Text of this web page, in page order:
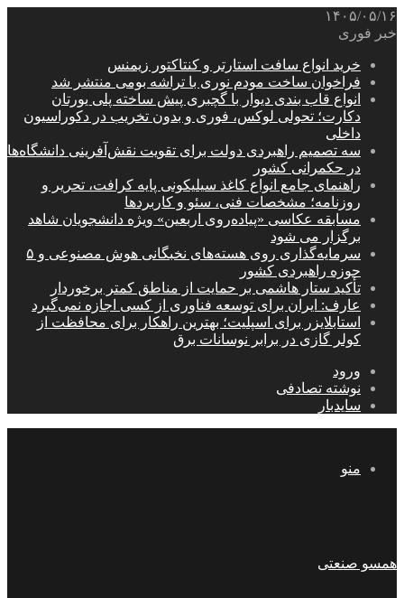
۱۴۰۵/۰۵/۱۶
خبر فوری
خرید انواع سافت استارتر و کنتاکتور زیمنس
فراخوان ساخت مودم نوری با تراشه بومی منتشر شد
انواع قاب بندی دیوار با گچبری پیش ساخته پلی یورتان
دکارت؛ تحولی لوکس، فوری و بدون تخریب در دکوراسیون
داخلی
سه تصمیم راهبردی دولت برای تقویت نقش‌آفرینی دانشگاه‌ها
در حکمرانی کشور
راهنمای جامع انواع کاغذ سیلیکونی پایه کرافت، تحریر و
روزنامه؛ مشخصات فنی، سئو و کاربردها
مسابقه عکاسی «پیاده‌روی اربعین» ویژه دانشجویان شاهد
برگزار می شود
سرمایه‌گذاری روی هسته‌های نخبگانی هوش مصنوعی و ۵
حوزه راهبردی کشور
تأکید ستار هاشمی بر حمایت از مناطق کمتر برخوردار
عارف: ایران برای توسعه فناوری از کسی اجازه نمی‌گیرد
استابلایزر برای اسپلیت؛ بهترین راهکار برای محافظت از
کولر گازی در برابر نوسانات برق
ورود
نوشته تصادفی
سایدبار
منو
همسو صنعتی